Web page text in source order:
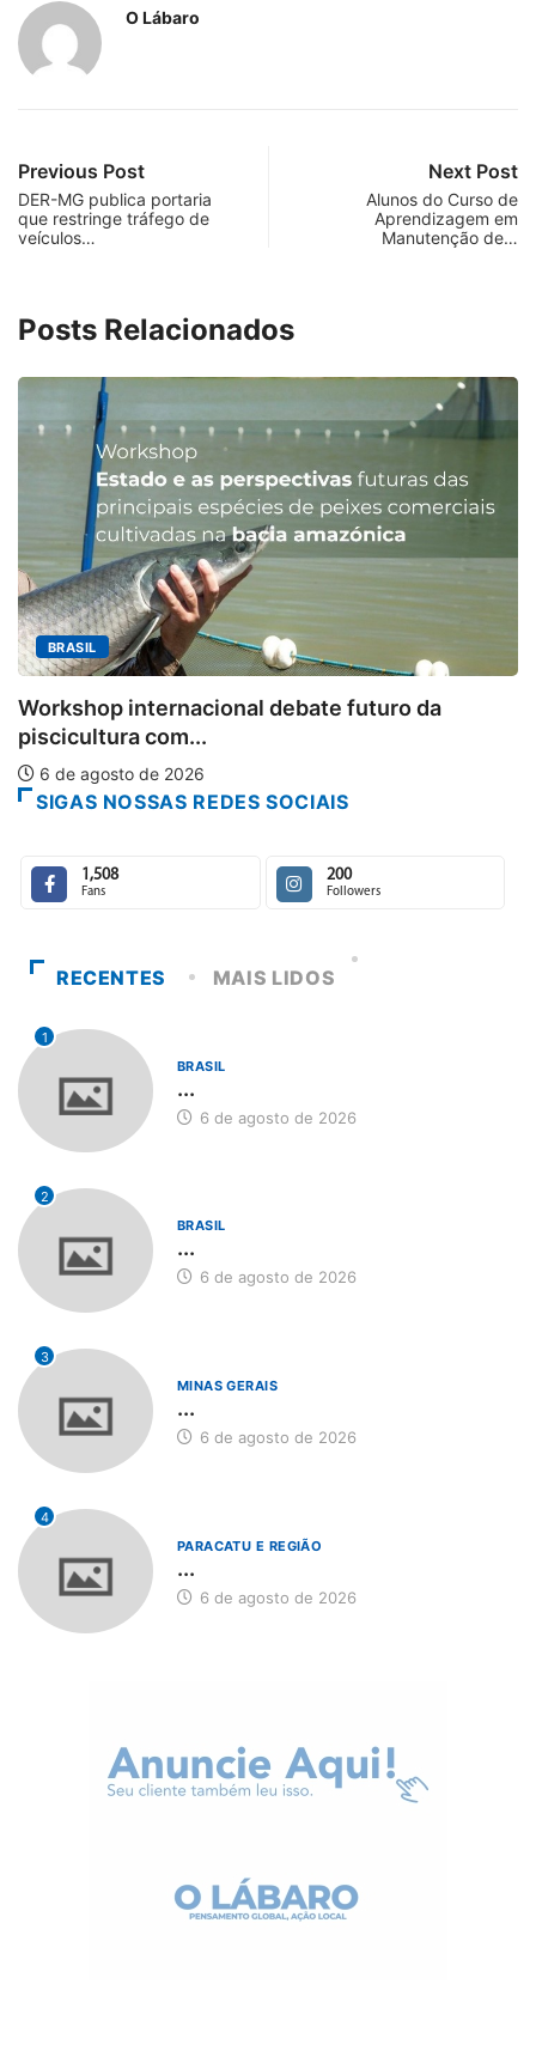
O Lábaro
Previous Post
DER-MG publica portaria
que restringe tráfego de
veículos…
Next Post
Alunos do Curso de
Aprendizagem em
Manutenção de…
Posts Relacionados
futuro da
Aberto o
SIGAS NOSSAS REDES SOCIAIS
1,508
Fans
200
Followers
RECENTES MAIS LIDOS
1
BRASIL
...
6 de agosto de 2026
2
BRASIL
...
6 de agosto de 2026
3
MINAS GERAIS
...
6 de agosto de 2026
4
PARACATU E REGIÃO
...
6 de agosto de 2026